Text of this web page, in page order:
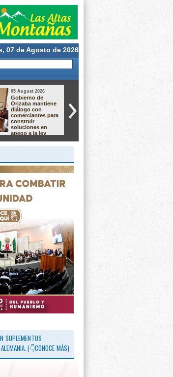
07 de Agosto de 2026
05 August 2026
Gobierno de
Orizaba mantiene
diálogo con
comerciantes para
construir
soluciones en
apego a la ley
Dan hasta 60 años
de prisión a dos
SUPLEMENTOS
(👇CONOCE MÁS)